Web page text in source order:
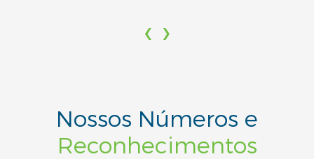
‹ ›
Nossos Números e
Reconhecimentos